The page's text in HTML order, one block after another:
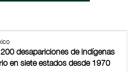
desapariciones de indígenas
en siete estados desde 1970